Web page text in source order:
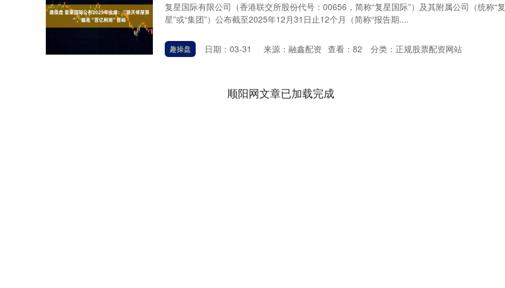
复星国际有限公司（香港联交所股份代号：00656，简称“复星国际”）及其附属公司（统称“复
星”或“集团”）公布截至2025年12月31日止12个月（简称“报告期....
趣操盘 日期：03-31 来源：融鑫配资 查看： 82 分类： 正规股票配资网站
顺阳网文章已加载完成